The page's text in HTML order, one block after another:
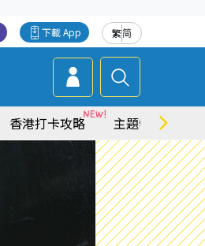
繁简
下載 App
香港打卡攻略 主題特集